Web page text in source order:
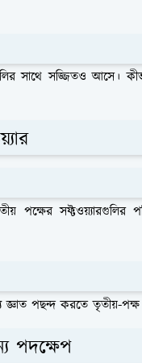
সাথে সজ্জিতও আসে।
পক্ষের
পছন্দ করতে তৃতীয়-পক্ষ
পদক্ষেপ